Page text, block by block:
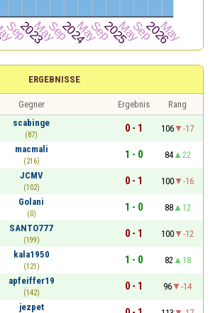
ERGEBNISSE
Gegner Ergebnis
Rang
scabinge
(87)
0 - 1 106
-17
macmali
(216)
1 - 0 84
22
JCMV
(102)
0 - 1 100
-16
Golani
(0)
1 - 0 88
12
SANTO777
(199)
0 - 1 100
-12
kala1950
(121)
1 - 0 82
18
apfeiffer19
(142)
0 - 1 96
-14
jezpet